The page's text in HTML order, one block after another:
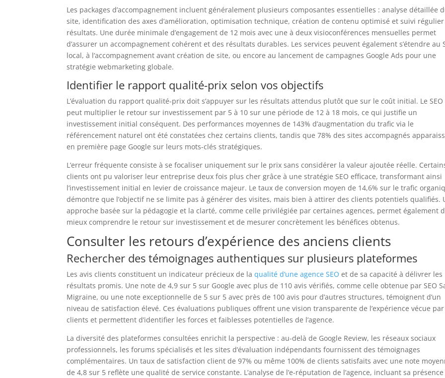
Les packages d’accompagnement incluent généralement plusieurs composantes essentielles : analyse détaillée
site, identification des axes d’amélioration, optimisation technique, création de contenu optimisé et suivi régulier
résultats. Une durée minimale d’engagement de 12 mois avec une à deux visioconférences mensuelles permet
d’assurer un accompagnement cohérent et des résultats durables. Les services peuvent également s’étendre au
local, à l’accompagnement avant création de site, ou encore au lancement de campagnes Google Ads pour une
stratégie webmarketing globale.
Identifier le rapport qualité-prix selon vos objectifs
L’évaluation du rapport qualité-prix doit s’appuyer sur les résultats attendus plutôt que sur le coût initial. Le SEO
peut multiplier le retour sur investissement par 5 à 10 sur une période de 12 à 18 mois, ce qui justifie un
investissement initial conséquent. Des performances moyennes de 143% d’augmentation du trafic via le
référencement naturel ont été constatées chez certains clients, tandis que 78% des sites accompagnés
en première page Google sur leurs mots-clés stratégiques.
L’erreur fréquente consiste à se focaliser uniquement sur le prix sans considérer la valeur ajoutée réelle.
clients ont pu valoriser leur entreprise deux fois plus cher grâce à une stratégie SEO efficace, transformant ainsi
l’investissement initial en levier de croissance majeur. Le taux de conversion moyen de 14,6% sur le trafic
démontre que l’objectif ne se limite pas à générer des visites, mais bien à attirer des clients potentiels qualifiés.
approche basée sur la pédagogie et la clarté, comme celle privilégiée par certaines agences, permet également
mieux comprendre le retour sur investissement et de mesurer concrètement les bénéfices obtenus.
Consulter les retours d’expérience des anciens clients
Rechercher des témoignages authentiques sur plusieurs plateformes
Les avis clients constituent un indicateur précieux de laqualité d’une agence SEO et de sa capacité à délivrer les
résultats promis. Une note de 4,9 sur 5 sur Google avec plus de 110 avis vérifiés, comme celle obtenue par SEO
Migraine, ou une note exceptionnelle de 5 sur 5 avec près de 100 avis pour d’autres structures, témoignent d’un
niveau de satisfaction élevé. Ces évaluations publiques offrent une vision transparente de l’expérience vécue par
clients et permettent d’identifier les forces et faiblesses potentielles de l’agence.
La diversité des plateformes consultées enrichit la perspective : au-delà de Google Review, les réseaux sociaux
professionnels, les forums spécialisés et les sites d’évaluation indépendants fournissent des témoignages
complémentaires. Un taux de satisfaction client de 97% ou même 100% de clients satisfaits avec une note
de 4,8 sur 5 reflète une qualité de service constante. L’analyse de l’e-réputation de l’agence, incluant sa présence